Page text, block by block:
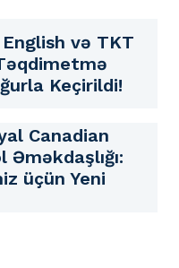
və TKT
Keçirildi!
Canadian
Əməkdaşlığı:
üçün Yeni